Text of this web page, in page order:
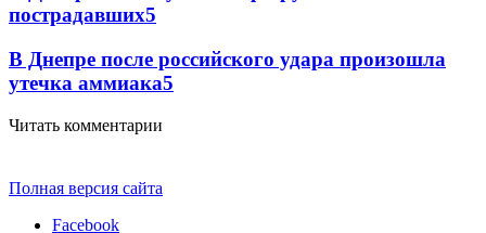
пострадавших5
В Днепре после российского удара произошла
утечка аммиака5
Читать комментарии
Полная версия сайта
Facebook